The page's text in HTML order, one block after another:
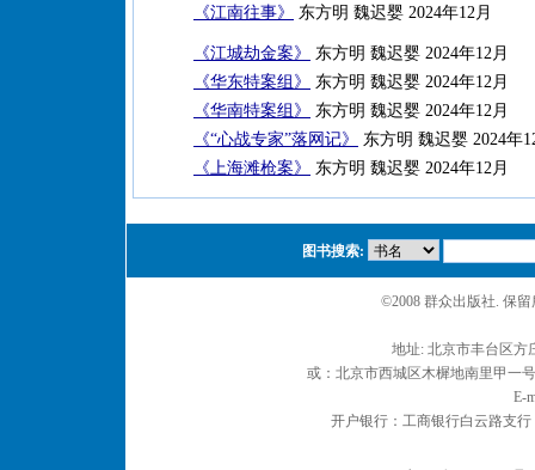
《江南往事》
东方明 魏迟婴 2024年12月
《江城劫金案》
东方明 魏迟婴 2024年12月
《华东特案组》
东方明 魏迟婴 2024年12月
《华南特案组》
东方明 魏迟婴 2024年12月
《“心战专家”落网记》
东方明 魏迟婴 2024年
《上海滩枪案》
东方明 魏迟婴 2024年12月
图书搜索:
©2008 群众出版社. 保
地址: 北京市丰台区
或：北京市西城区木樨地南里甲一
E-
开户银行：工商银行白云路支